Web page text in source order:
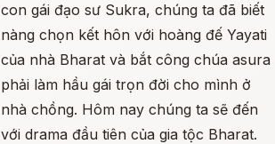
con gái đạo sư Sukra, chúng ta đã biết
nàng chọn kết hôn với hoàng đế Yayati
của nhà Bharat và bắt công chúa asura
phải làm hầu gái trọn đời cho mình ở
nhà chồng. Hôm nay chúng ta sẽ đến
với drama đầu tiên của gia tộc Bharat.